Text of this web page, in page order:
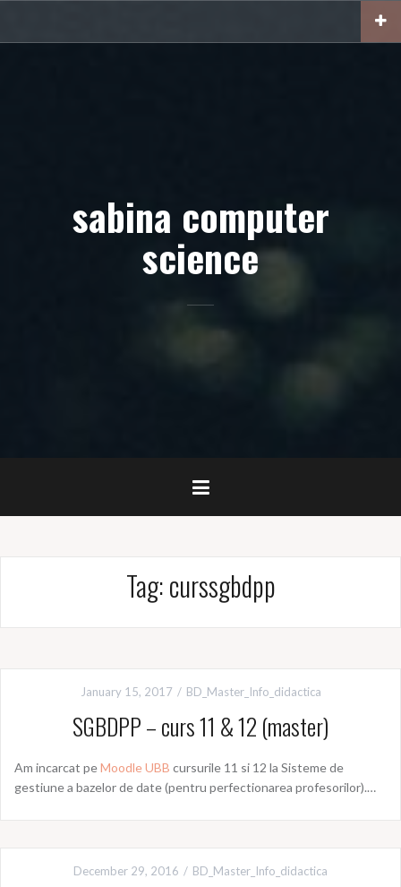
content
sabina computer
science
Tag:curssgbdpp
January 15, 2017 BD_Master_Info_didactica
SGBDPP – curs 11 & 12 (master)
Am incarcat peMoodle UBB cursurile 11 si 12 la Sisteme de
gestiune a bazelor de date (pentru perfectionarea profesorilor).…
December 29, 2016 BD_Master_Info_didactica